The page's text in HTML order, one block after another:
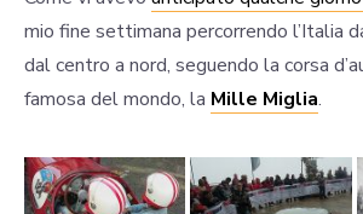
mio fine settimana percorrendo l’Italia
dal centro a nord, seguendo la corsa
famosa del mondo, la Mille Miglia.